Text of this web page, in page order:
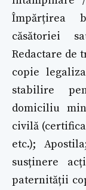
Împărțirea
căsătoriei
Redactare de
copie
stabilire
domiciliu
civilă
etc.);
susținere
paternității